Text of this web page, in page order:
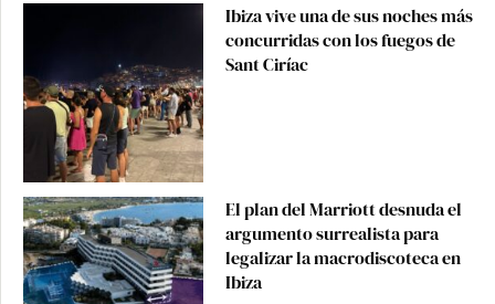
Ibiza vive una de sus noches más
concurridas con los fuegos de
Sant Ciríac
El plan del Marriott desnuda el
argumento surrealista para
legalizar la macrodiscoteca en
Ibiza